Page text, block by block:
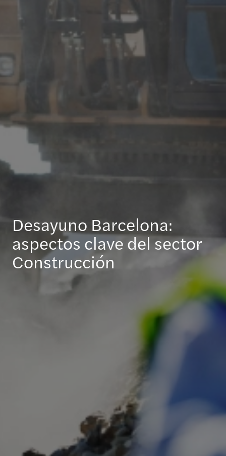
Desayuno Barcelona:
aspectos clave del sector
Construcción